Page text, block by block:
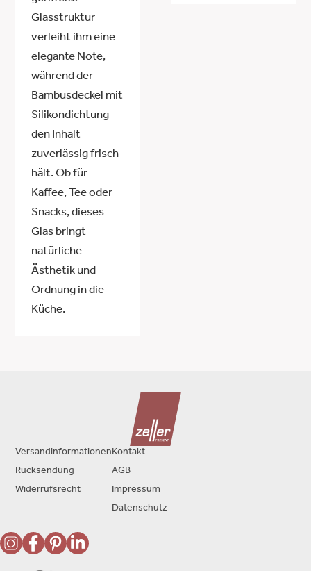
Glasstruktur
verleiht ihm eine
elegante Note,
während der
Bambusdeckel mit
Silikondichtung
den Inhalt
zuverlässig frisch
hält. Ob für
Kaffee, Tee oder
Snacks, dieses
Glas bringt
natürliche
Ästhetik und
Ordnung in die
Küche.
Versandinformationen
Rücksendung
Widerrufsrecht
Kontakt
AGB
Impressum
Datenschutz